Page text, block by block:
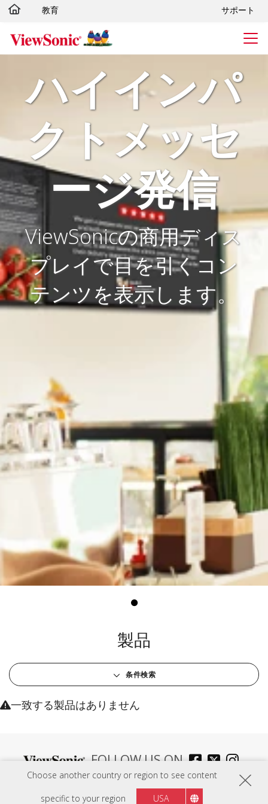
Choose another country or region to see content
specific to your region USA
Skip to main content
教育 サポート
ハイインパ
クトメッセ
ージ発信
ViewSonicの商用ディス
プレイで目を引くコン
テンツを表示します。
製品
条件検索
一致する製品はありません
FOLLOW US ON